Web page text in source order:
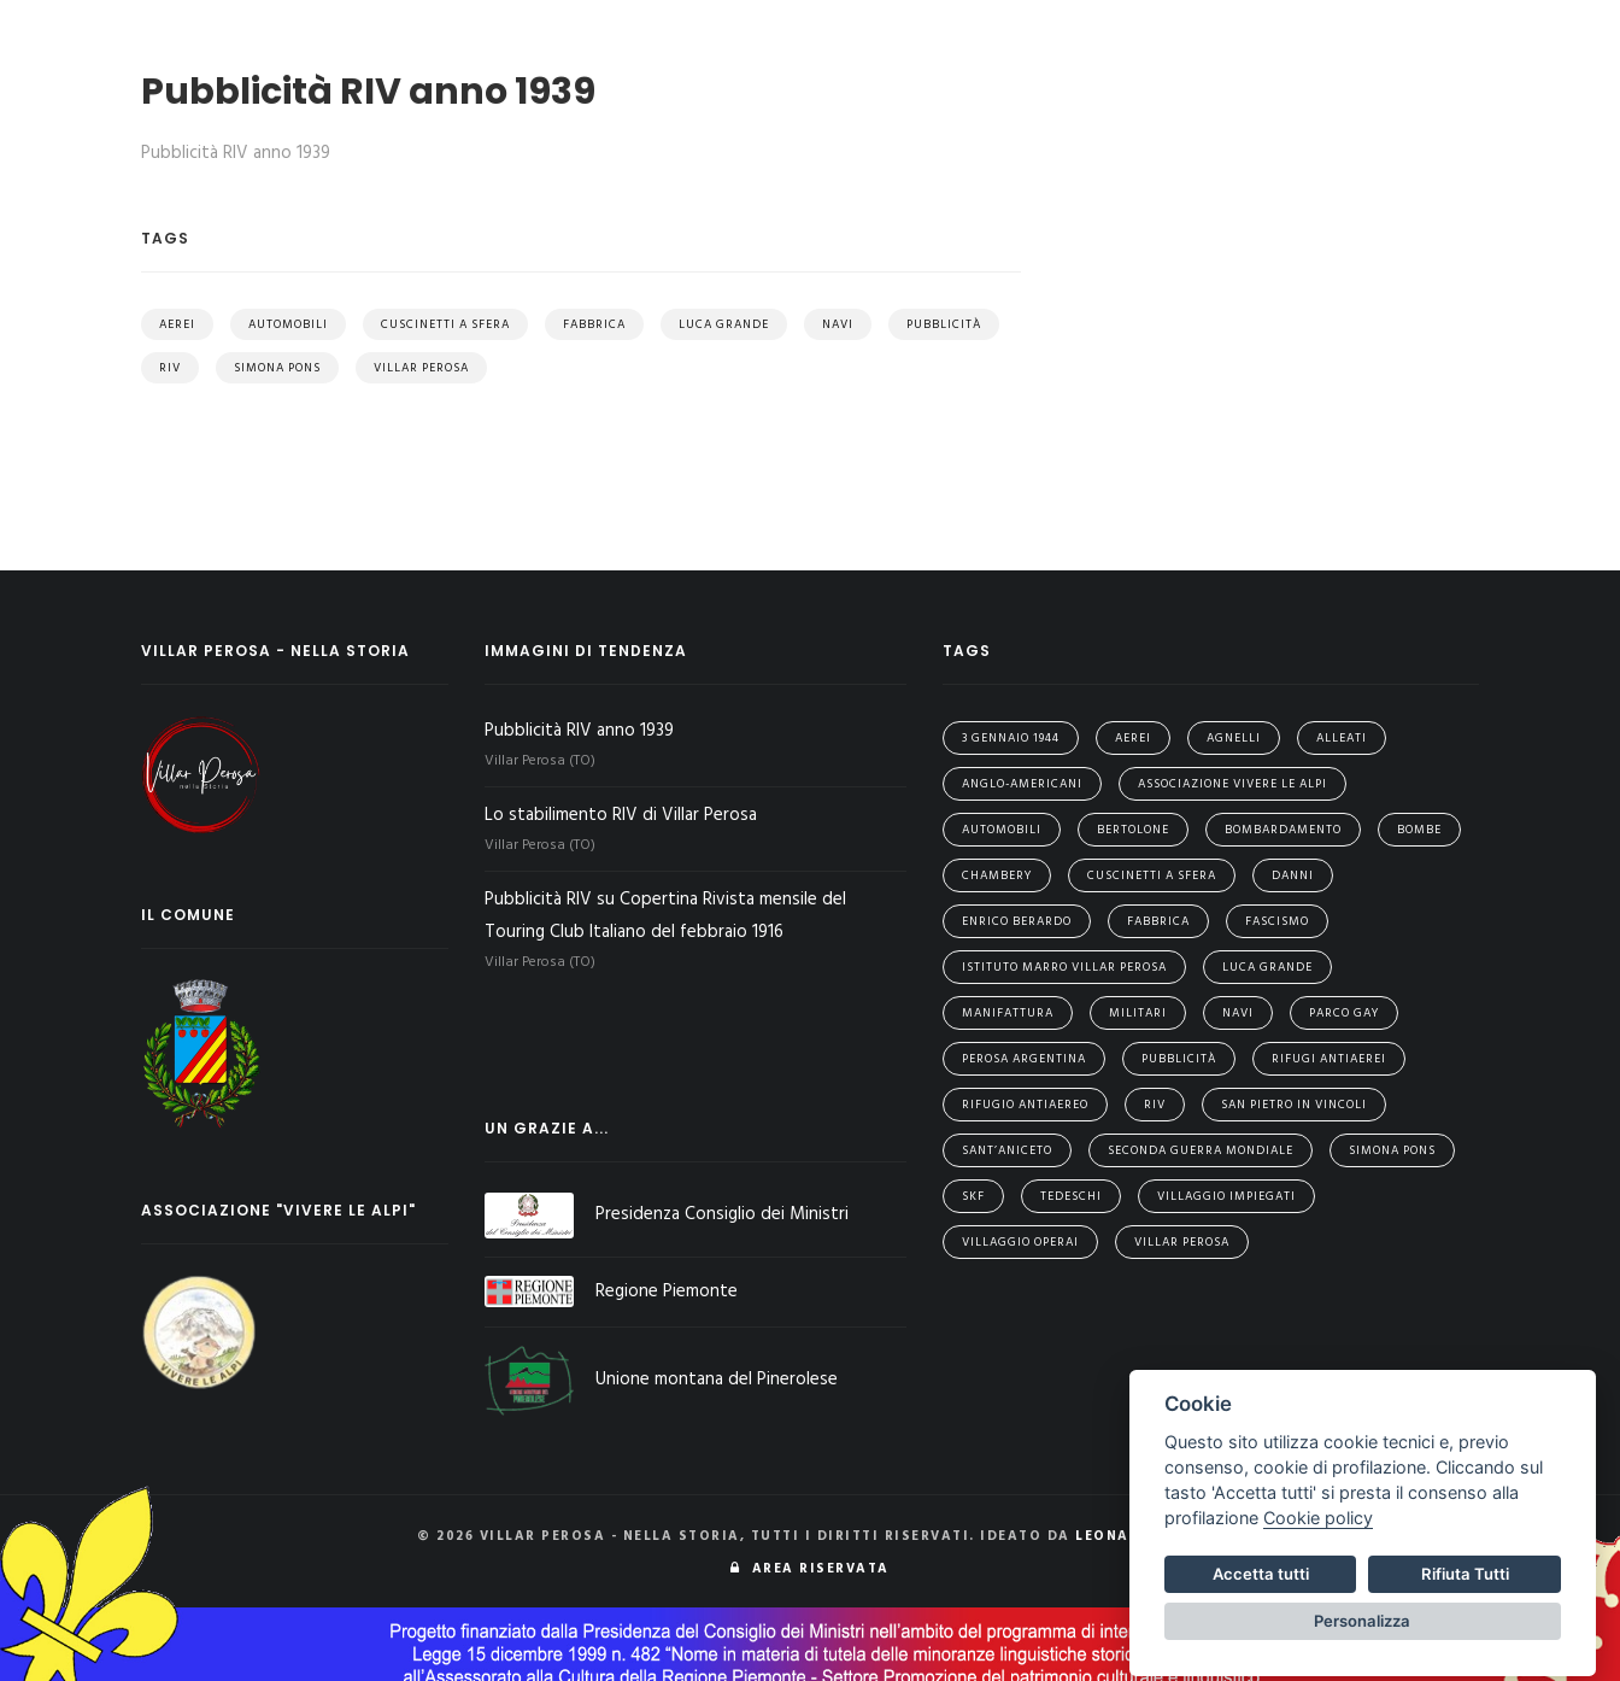
Pubblicità RIV anno 1939
Pubblicità RIV anno 1939
TAGS
AEREI AUTOMOBILI CUSCINETTI A SFERA FABBRICA LUCA GRANDE NAVI PUBBLICITÀ
RIV SIMONA PONS VILLAR PEROSA
VILLAR PEROSA - NELLA STORIA
IL COMUNE
ASSOCIAZIONE "VIVERE LE ALPI"
IMMAGINI DI TENDENZA
Pubblicità RIV anno 1939
Villar Perosa (TO)
Lo stabilimento RIV di Villar Perosa
Villar Perosa (TO)
Pubblicità RIV su Copertina Rivista mensile del
Touring Club Italiano del febbraio 1916
Villar Perosa (TO)
UN GRAZIE A...
Presidenza Consiglio dei Ministri
Regione Piemonte
Unione montana del Pinerolese
TAGS
3 GENNAIO 1944 AEREI AGNELLI ALLEATI
ANGLO-AMERICANI ASSOCIAZIONE VIVERE LE ALPI
AUTOMOBILI BERTOLONE BOMBARDAMENTO BOMBE
CHAMBERY CUSCINETTI A SFERA DANNI
ENRICO BERARDO FABBRICA FASCISMO
ISTITUTO MARRO VILLAR PEROSA LUCA GRANDE
MANIFATTURA MILITARI NAVI PARCO GAY
PEROSA ARGENTINA PUBBLICITÀ RIFUGI ANTIAEREI
RIFUGIO ANTIAEREO RIV SAN PIETRO IN VINCOLI
SANT’ANICETO SECONDA GUERRA MONDIALE SIMONA PONS
SKF TEDESCHI VILLAGGIO IMPIEGATI
VILLAGGIO OPERAI VILLAR PEROSA
© 2026 VILLAR PEROSA - NELLA STORIA, TUTTI I DIRITTI RISERVATI. IDEATO DA LEONARDO WEB
AREA RISERVATA
Cookie
Questo sito utilizza cookie tecnici e, previo
consenso, cookie di profilazione. Cliccando sul
tasto 'Accetta tutti' si presta il consenso alla
profilazione Cookie policy
Accetta tutti Rifiuta Tutti
Personalizza